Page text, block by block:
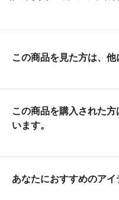
この商品を見た方は、
この商品を購入された
います。
あなたにおすすめのアイ